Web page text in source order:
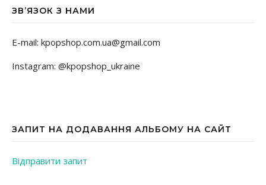
ЗВ’ЯЗОК З НАМИ
E-mail: kpopshop.com.ua@gmail.com
Instagram: @kpopshop_ukraine
ЗАПИТ НА ДОДАВАННЯ АЛЬБОМУ НА САЙТ
Відправити запит